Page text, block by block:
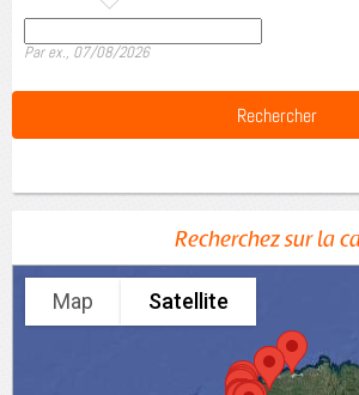
Date
Par ex., 07/08/2026
Recherchez sur la
Map Satellite